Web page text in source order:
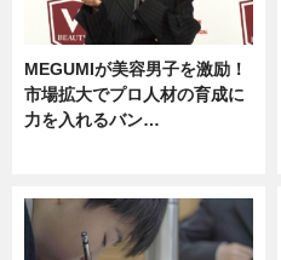
MEGUMIが美容男子を激励！
市場拡大でプロ人材の育成に
力を入れるバン…